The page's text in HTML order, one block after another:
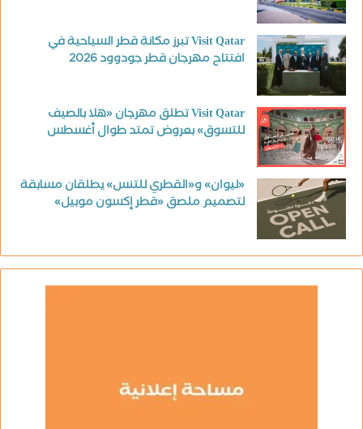
Visit Qatar تبرز مكانة قطر السياحية في
افتتاح مهرجان قطر جودوود 2026
Visit Qatar تطلق مهرجان «هلا بالصيف
للتسوق» بعروض تمتد طوال أغسطس
«ليوان» و«القطري للتنس» يطلقان مسابقة
لتصميم ملصق «قطر إكسون موبيل»